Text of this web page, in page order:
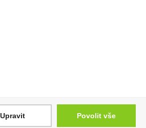
Upravit Povolit vše